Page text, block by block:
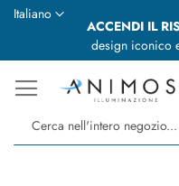
ACCENDI IL
design iconico
Lingua
Italiano